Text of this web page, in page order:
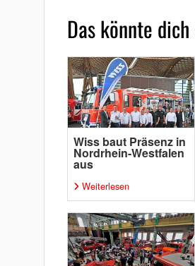
Das könnte
Wiss baut Präsenz in
Nordrhein-Westfalen
aus
Weiterlesen